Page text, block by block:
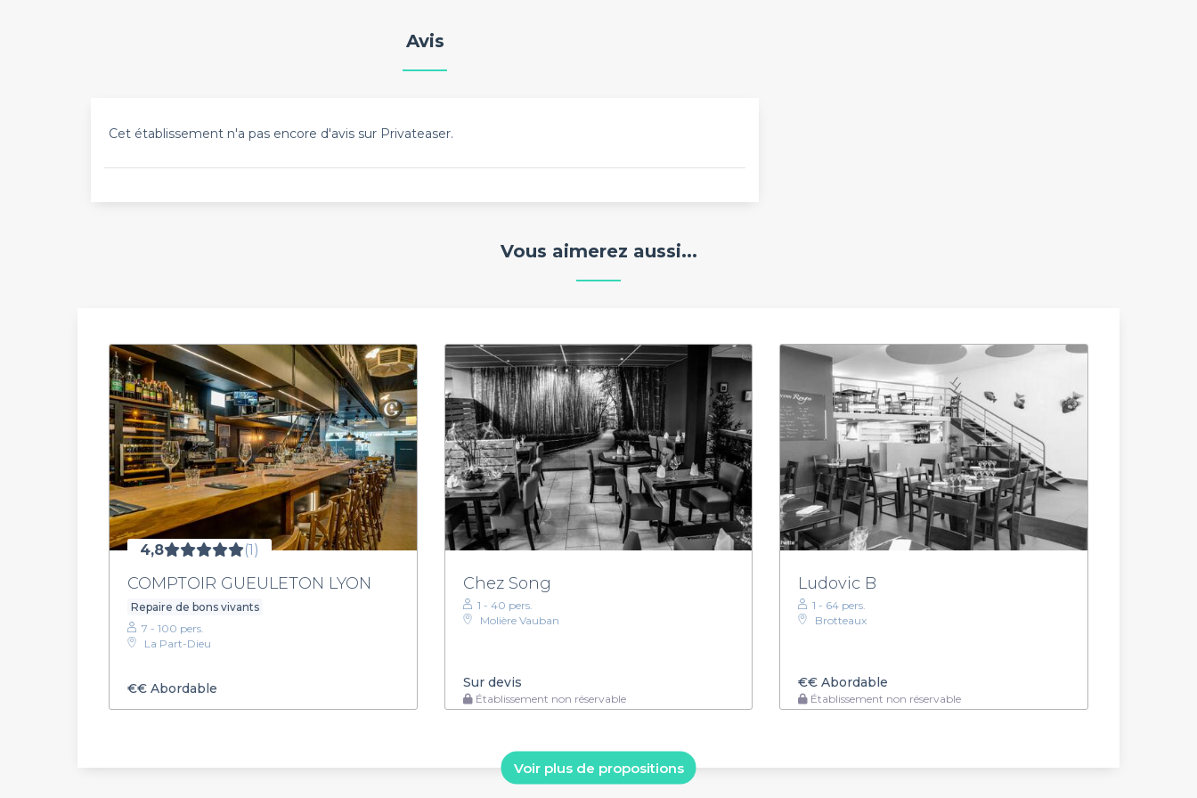
Avis
Cet établissement n'a pas encore d'avis sur Privateaser.
Vous aimerez aussi...
4,8 (1)
COMPTOIR GUEULETON LYON
Repaire de bons vivants
7 - 100 pers.
La Part-Dieu
€€ Abordable
Chez Song
1 - 40 pers.
Molière Vauban
Sur devis
Établissement non réservable
Ludovic B
1 - 64 pers.
Brotteaux
€€ Abordable
Établissement non réservable
Voir plus de propositions